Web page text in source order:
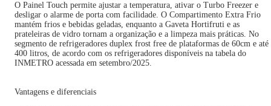
O Painel Touch permite ajustar a temperatura, ativar o Turbo Freezer e
desligar o alarme de porta com facilidade. O Compartimento Extra Frio
mantém frios e bebidas geladas, enquanto a Gaveta Hortifruti e as
prateleiras de vidro tornam a organização e a limpeza mais práticas. No
segmento de refrigeradores duplex frost free de plataformas de 60cm e até
400 litros, de acordo com os refrigeradores disponíveis na tabela do
INMETRO acessada em setembro/2025.
Vantagens e diferenciais